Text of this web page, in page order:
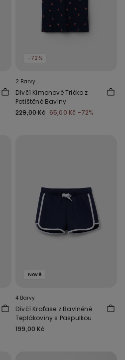
-72%
2 Barvy
Dívčí Kimonové Tričko z
Potištěné Bavlny
229,00 Kč 65,00 Kč -72%
Nové
4 Barvy
Dívčí Kraťase z Bavlněné
Teplákoviny s Paspulkou
199,00 Kč